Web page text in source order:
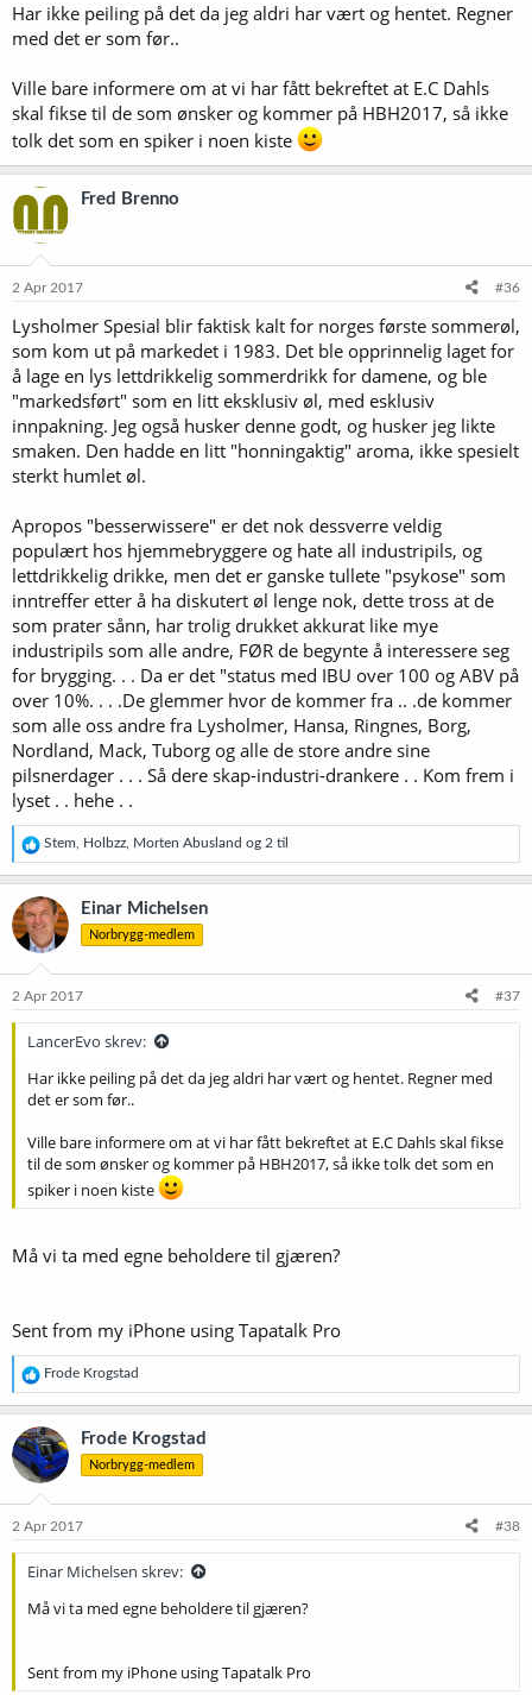
Har ikke peiling på det da jeg aldri har vært og hentet. Regner
med det er som før..
Ville bare informere om at vi har fått bekreftet at E.C Dahls
skal fikse til de som ønsker og kommer på HBH2017, så ikke
tolk det som en spiker i noen kiste
Fred Brenno
2 Apr 2017 #36
Lysholmer Spesial blir faktisk kalt for norges første sommerøl,
som kom ut på markedet i 1983. Det ble opprinnelig laget for
å lage en lys lettdrikkelig sommerdrikk for damene, og ble
"markedsført" som en litt eksklusiv øl, med esklusiv
innpakning. Jeg også husker denne godt, og husker jeg likte
smaken. Den hadde en litt "honningaktig" aroma, ikke spesielt
sterkt humlet øl.
Apropos "besserwissere" er det nok dessverre veldig
populært hos hjemmebryggere og hate all industripils, og
lettdrikkelig drikke, men det er ganske tullete "psykose" som
inntreffer etter å ha diskutert øl lenge nok, dette tross at de
som prater sånn, har trolig drukket akkurat like mye
industripils som alle andre, FØR de begynte å interessere seg
for brygging. . . Da er det "status med IBU over 100 og ABV på
over 10%. . . .De glemmer hvor de kommer fra .. .de kommer
som alle oss andre fra Lysholmer, Hansa, Ringnes, Borg,
Nordland, Mack, Tuborg og alle de store andre sine
pilsnerdager . . . Så dere skap-industri-drankere . . Kom frem i
lyset . . hehe . .
R
e
a
k
s
j
o
e
Stem Holbzz Morten Abusland og 2 til
Einar Michelsen
Norbrygg-medlem
2 Apr 2017 #37
LancerEvo skrev:
Har ikke peiling på det da jeg aldri har vært og hentet. Regner med
det er som før..
Ville bare informere om at vi har fått bekreftet at E.C Dahls skal fikse
til de som ønsker og kommer på HBH2017, så ikke tolk det som en
spiker i noen kiste
Må vi ta med egne beholdere til gjæren?
Sent from my iPhone using Tapatalk Pro
R
e
a
k
s
j
o
e
Frode Krogstad
Frode Krogstad
Norbrygg-medlem
2 Apr 2017 #38
Einar Michelsen skrev:
Må vi ta med egne beholdere til gjæren?
Sent from my iPhone using Tapatalk Pro